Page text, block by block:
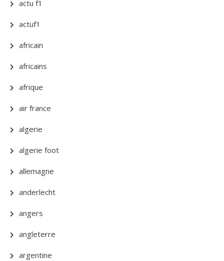
actu f1
actuf1
africain
africains
afrique
air france
algerie
algerie foot
allemagne
anderlecht
angers
angleterre
argentine